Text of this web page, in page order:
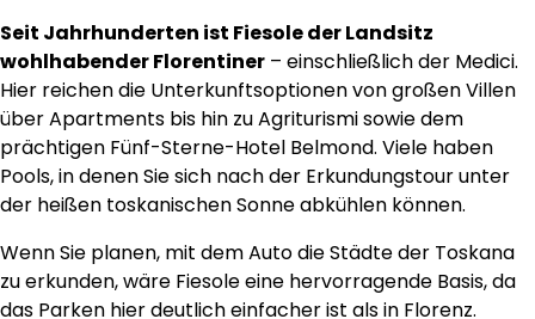
Seit Jahrhunderten ist Fiesole der Landsitz
wohlhabender Florentiner – einschließlich der Medici.
Hier reichen die Unterkunftsoptionen von großen Villen
über Apartments bis hin zu Agriturismi sowie dem
prächtigen Fünf-Sterne-Hotel Belmond. Viele haben
Pools, in denen Sie sich nach der Erkundungstour unter
der heißen toskanischen Sonne abkühlen können.
Wenn Sie planen, mit dem Auto die Städte der Toskana
zu erkunden, wäre Fiesole eine hervorragende Basis, da
das Parken hier deutlich einfacher ist als in Florenz.